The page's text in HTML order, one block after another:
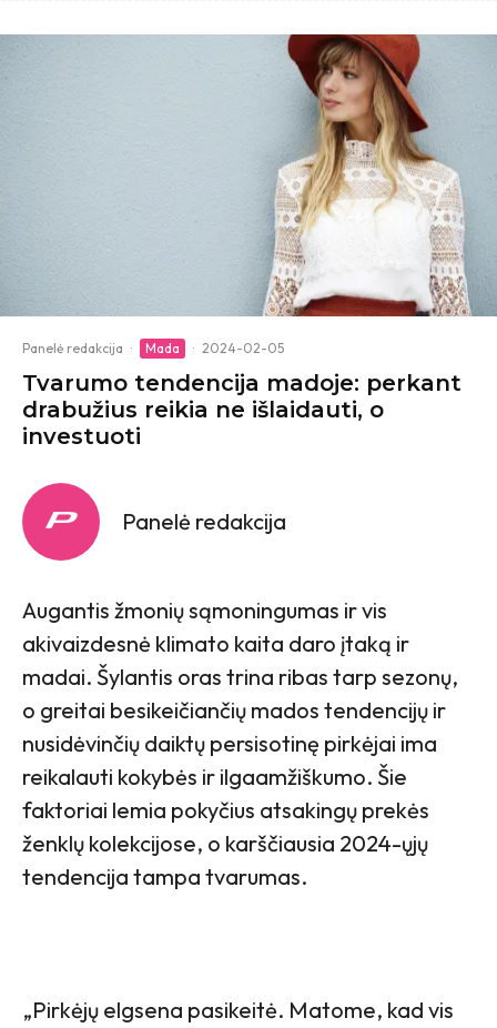
Panelė redakcija · Mada · 2024-02-05
Tvarumo tendencija madoje: perkant
drabužius reikia ne išlaidauti, o
investuoti
Panelė redakcija
Augantis žmonių sąmoningumas ir vis
akivaizdesnė klimato kaita daro įtaką ir
madai. Šylantis oras trina ribas tarp sezonų,
o greitai besikeičiančių mados tendencijų ir
nusidėvinčių daiktų persisotinę pirkėjai ima
reikalauti kokybės ir ilgaamžiškumo. Šie
faktoriai lemia pokyčius atsakingų prekės
ženklų kolekcijose, o karščiausia 2024-ųjų
tendencija tampa tvarumas.
„Pirkėjų elgsena pasikeitė. Matome, kad vis